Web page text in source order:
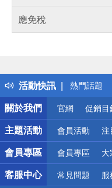
應免稅
活動快訊
得獎公告
熱門話題
銀行優惠
偏遠地區配
詐騙網頁
關於我們
官網 促銷目
主題活動 會員活動 注
會員專區 會員專區
客服中心 常見問題